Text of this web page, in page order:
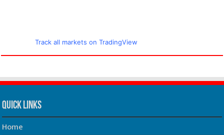
Track all markets on TradingView
Quick Links
Home